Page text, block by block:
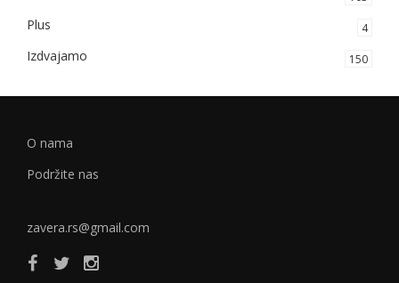
Plus 4
Izdvajamo 150
O nama
Podržite nas
zavera.rs@gmail.com